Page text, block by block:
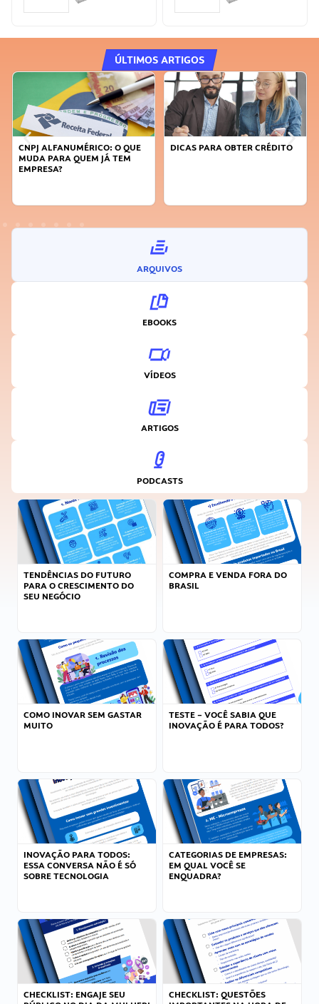
ÚLTIMOS ARTIGOS
CNPJ ALFANUMÉRICO: O QUE
MUDA PARA QUEM JÁ TEM
EMPRESA?
DICAS PARA OBTER CRÉDITO
ARQUIVOS
EBOOKS
VÍDEOS
ARTIGOS
PODCASTS
TENDÊNCIAS DO FUTURO
PARA O CRESCIMENTO DO
SEU NEGÓCIO
COMPRA E VENDA FORA DO
BRASIL
COMO INOVAR SEM GASTAR
MUITO
TESTE – VOCÊ SABIA QUE
INOVAÇÃO É PARA TODOS?
INOVAÇÃO PARA TODOS:
ESSA CONVERSA NÃO É SÓ
SOBRE TECNOLOGIA
CATEGORIAS DE EMPRESAS:
EM QUAL VOCÊ SE
ENQUADRA?
CHECKLIST: ENGAJE SEU
CHECKLIST: QUESTÕES